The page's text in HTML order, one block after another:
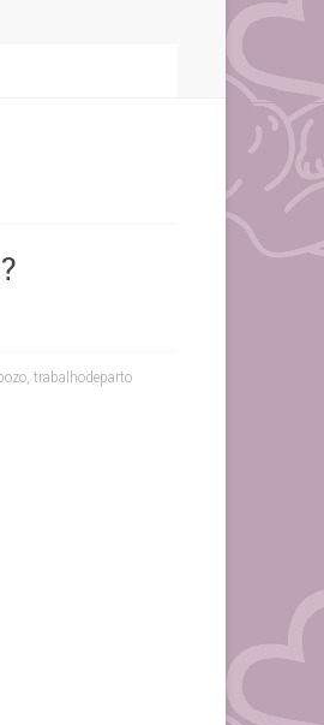
, trabalhodeparto